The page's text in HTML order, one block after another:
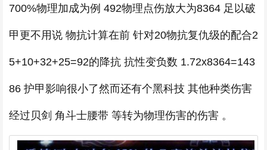
700%物理加成为例 492物理点伤放大为8364 足以破
甲更不用说 物抗计算在前 针对20物抗复仇级的配合2
5+10+32+25=92的降抗 抗性变负数 1.72x8364=143
86 护甲影响很小了然而还有个黑科技 其他种类伤害
经过贝剑 角斗士腰带 等转为物理伤害的伤害 。